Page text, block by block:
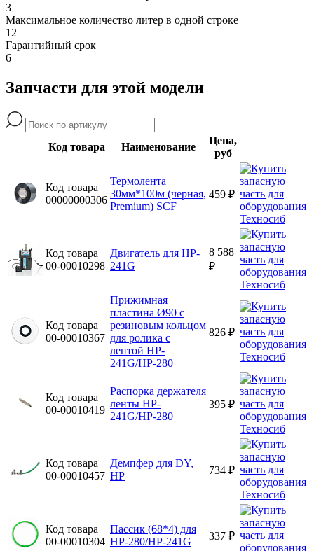
3
Максимальное количество литер в одной строке
12
Гарантийный срок
6
Запчасти для этой модели
Код товара Наименование
Цена,
руб
Код товара
00000000306
Термолента
30мм*100м (черная,
Premium) SCF
459 ₽
Код товара
00-00010298
Двигатель для HP-
241G
8 588
₽
Код товара
00-00010367
Прижимная
пластина Ø90 с
резиновым кольцом
для ролика с
лентой HP-
241G/HP-280
826 ₽
Код товара
00-00010419
Распорка держателя
ленты HP-
241G/HP-280
395 ₽
Код товара
00-00010457
Демпфер для DY,
HP
734 ₽
Код товара
00-00010304
Пассик (68*4) для
HP-280/HP-241G
337 ₽